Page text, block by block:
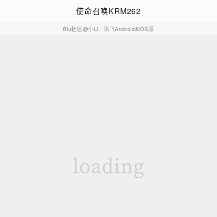
使命召唤KRM262
Biu社区@小Li | 讯飞Android&iOS版